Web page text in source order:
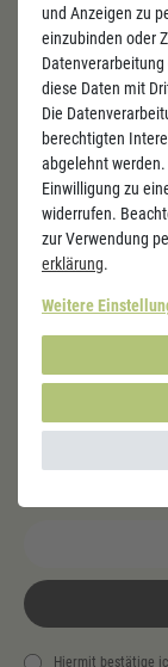
Kauf direkt
100 Tage
Kostenloser
Hiermit bestätige
und Anzeigen zu
einzubinden oder
diese Daten mit
Die
berechtigten
abgelehnt
Einwilligung zu
widerrufen.
zur Verwendung
erklärung.
Weitere